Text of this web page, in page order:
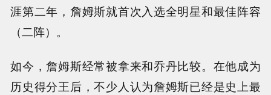
涯第二年，詹姆斯就首次入选全明星和最佳阵容
（二阵）。
如今，詹姆斯经常被拿来和乔丹比较。在他成为
历史得分王后，不少人认为詹姆斯已经是史上最